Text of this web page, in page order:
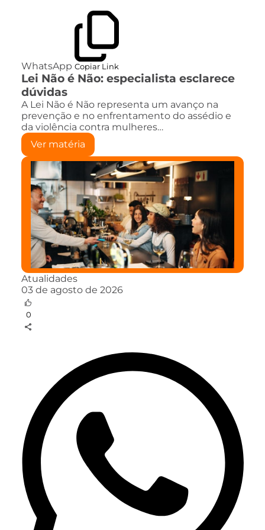
WhatsApp Copiar Link
Lei Não é Não: especialista esclarece
dúvidas
A Lei Não é Não representa um avanço na
prevenção e no enfrentamento do assédio e
da violência contra mulheres…
Ver matéria
Atualidades
03 de agosto de 2026
0